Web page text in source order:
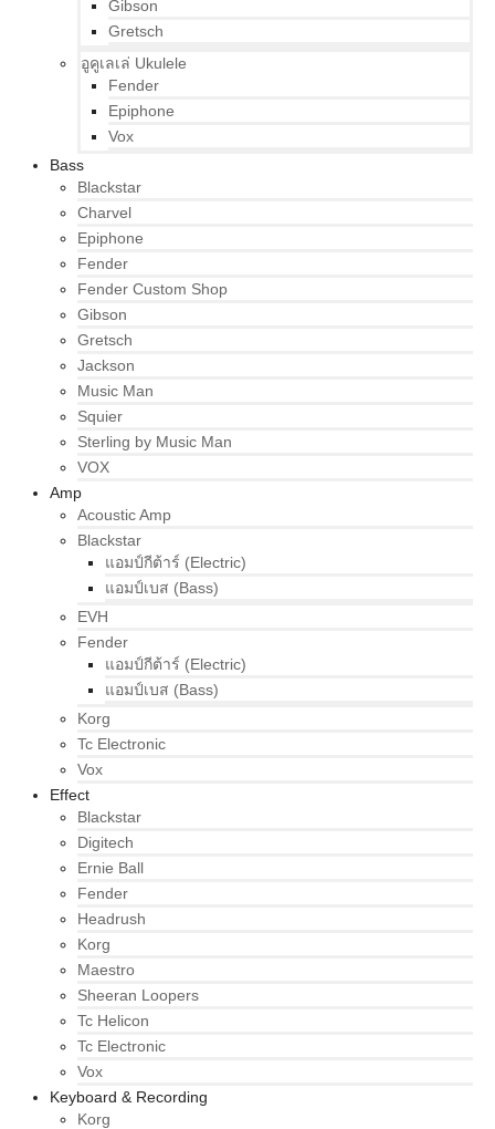
Gibson
Gretsch
อูคูเลเล่ Ukulele
Fender
Epiphone
Vox
Bass
Blackstar
Charvel
Epiphone
Fender
Fender Custom Shop
Gibson
Gretsch
Jackson
Music Man
Squier
Sterling by Music Man
VOX
Amp
Acoustic Amp
Blackstar
แอมป์กีต้าร์ (Electric)
แอมป์เบส (Bass)
EVH
Fender
แอมป์กีต้าร์ (Electric)
แอมป์เบส (Bass)
Korg
Tc Electronic
Vox
Effect
Blackstar
Digitech
Ernie Ball
Fender
Headrush
Korg
Maestro
Sheeran Loopers
Tc Helicon
Tc Electronic
Vox
Keyboard & Recording
Korg